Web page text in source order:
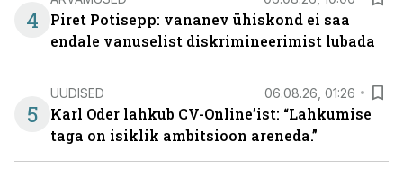
4
Piret Potisepp: vananev ühiskond ei saa
endale vanuselist diskrimineerimist lubada
5
UUDISED 06.08.26, 01:26
Karl Oder lahkub CV-Online’ist: “Lahkumise
taga on isiklik ambitsioon areneda.”